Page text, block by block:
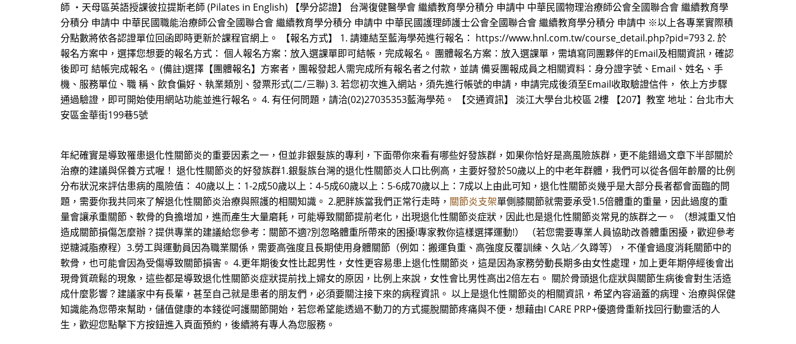
師 ・天母區英語授課彼拉提斯老師 (Pilates in English) 【學分認證】 台灣復健醫學會 繼續教育學分積分 申請中 中華民國物理治療師公會全國聯合會 繼續教育學
分積分 申請中 中華民國職能治療師公會全國聯合會 繼續教育學分積分 申請中 中華民國護理師護士公會全國聯合會 繼續教育學分積分 申請中 ※以上各專業實際積
分點數將依各認證單位回函即時更新於課程官網上。 【報名方式】 1. 請連結至藍海學苑進行報名： https://www.hnl.com.tw/course_detail.php?pid=793 2. 於
報名方案中，選擇您想要的報名方式： 個人報名方案：放入選課單即可結帳，完成報名。 團體報名方案：放入選課單，需填寫同團夥伴的Email及相關資訊，確認
後即可 結帳完成報名。 (備註)選擇【團體報名】方案者，團報發起人需完成所有報名者之付款，並請 備妥團報成員之相關資料：身分證字號、Email、姓名、手
機、服務單位、職 稱、飲食偏好、執業類別、發票形式(二/三聯) 3. 若您初次進入網站，須先進行帳號的申請，申請完成後須至Email收取驗證信件， 依上方步驟
通過驗證，即可開始使用網站功能並進行報名。 4. 有任何問題，請洽(02)27035353藍海學苑。 【交通資訊】 淡江大學台北校區 2樓 【207】教室 地址：台北市大
安區金華街199巷5號
年紀確實是導致罹患退化性關節炎的重要因素之一，但並非銀髮族的專利，下面帶你來看有哪些好發族群，如果你恰好是高風險族群，更不能錯過文章下半部關於
治療的建議與保養方式喔！ 退化性關節炎的好發族群1.銀髮族台灣的退化性關節炎人口比例高，主要好發於50歲以上的中老年群體，我們可以從各個年齡層的比例
分布狀況來評估患病的風險值： 40歲以上：1-2成50歲以上：4-5成60歲以上：5-6成70歲以上：7成以上由此可知，退化性關節炎幾乎是大部分長者都會面臨的問
題，需要你我共同來了解退化性關節炎治療與照護的相關知識。 2.肥胖族當我們正常行走時， 關節炎支架單側膝關節就需要承受1.5倍體重的重量，因此過度的重
量會讓承重關節、軟骨的負擔增加，進而產生大量磨耗，可能導致關節提前老化，出現退化性關節炎症狀，因此也是退化性關節炎常見的族群之一。 （想減重又怕
造成關節損傷怎麼辦？提供專業的建議給您參考：關節不適?別忽略體重所帶來的困擾!專家教你這樣選擇運動!） （若您需要專業人員協助改善體重困擾，歡迎參考
逆糖減脂療程）3.勞工與運動員因為職業關係，需要高強度且長期使用身體關節（例如：搬運負重、高強度反覆訓練、久站／久蹲等），不僅會過度消耗關節中的
軟骨，也可能會因為受傷導致關節損害。 4.更年期後女性比起男性，女性更容易患上退化性關節炎，這是因為家務勞動長期多由女性處理，加上更年期停經後會出
現骨質疏鬆的現象，這些都是導致退化性關節炎症狀提前找上婦女的原因，比例上來說，女性會比男性高出2倍左右。 關於骨頭退化症狀與關節生病後會對生活造
成什麼影響？建議家中有長輩，甚至自己就是患者的朋友們，必須要關注接下來的病程資訊。 以上是退化性關節炎的相關資訊，希望內容涵蓋的病理、治療與保健
知識能為您帶來幫助，儲值健康的本錢從呵護關節開始，若您希望能透過不動刀的方式擺脫關節疼痛與不便，想藉由I CARE PRP+優適骨重新找回行動靈活的人
生，歡迎您點擊下方按鈕進入頁面預約，後續將有專人為您服務。